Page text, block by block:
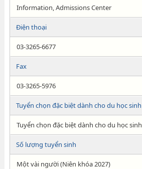
Information, Admissions Center
Điện thoại
03-3265-6677
Fax
03-3265-5976
Tuyển chọn đặc biệt dành cho du học sinh
Tuyển chọn đặc biệt dành cho du học sinh
Số lượng tuyển sinh
Một vài người (Niên khóa 2027)